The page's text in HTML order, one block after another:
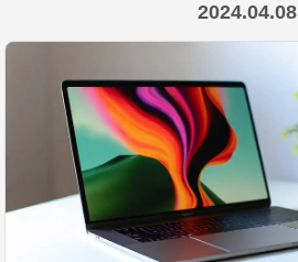
2024.04.08